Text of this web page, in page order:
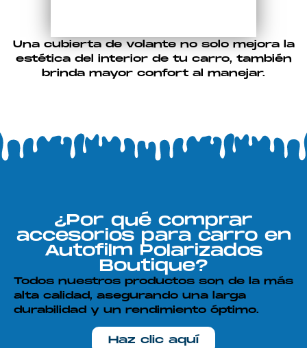
Una cubierta de volante no solo mejora la
estética del interior de tu carro, también
brinda mayor confort al manejar.
¿Por qué comprar
accesorios para carro en
Autofilm Polarizados
Boutique?
Todos nuestros productos son de la más
alta calidad, asegurando una larga
durabilidad y un rendimiento óptimo.
Haz clic aquí